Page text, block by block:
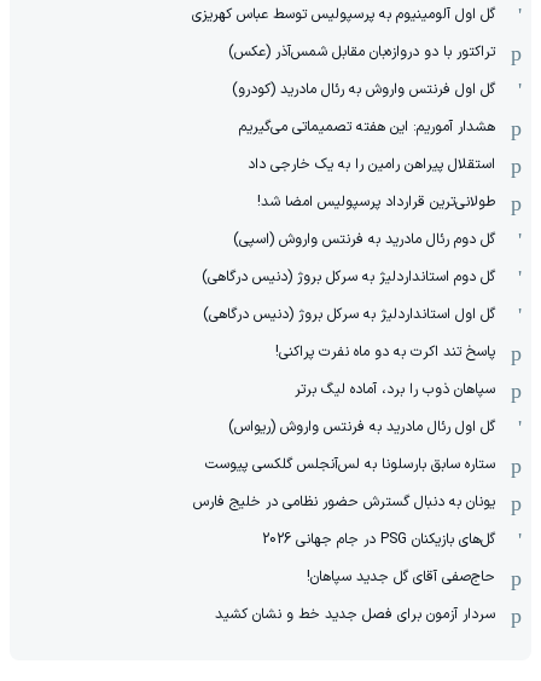
گل اول آلومینیوم به پرسپولیس توسط عباس کهریزی
تراکتور با دو دروازه‌بان مقابل شمس‌آذر (عکس)
گل اول فرنتس واروش به رئال مادرید (کودرو)
هشدار آموریم: این هفته تصمیماتی می‌گیریم
استقلال پیراهن رامین را به یک خارجی داد
طولانی‌ترین قرارداد پرسپولیس امضا شد!
گل دوم رئال مادرید به فرنتس واروش (اسپی)
گل دوم استانداردلیژ به سرکل بروژ (دنیس درگاهی)
گل اول استانداردلیژ به سرکل بروژ (دنیس درگاهی)
پاسخ تند اکرت به دو ماه نفرت پراکنی!
سپاهان ذوب را برد، آماده لیگ برتر
گل اول رئال مادرید به فرنتس واروش (ریواس)
ستاره سابق بارسلونا به لس‌آنجلس گلکسی پیوست
یونان به دنبال گسترش حضور نظامی در خلیج فارس
گل‌های بازیکنان PSG در جام جهانی 2026
حاج‌صفی آقای گل جدید سپاهان!
سردار آزمون برای فصل جدید خط و نشان کشید